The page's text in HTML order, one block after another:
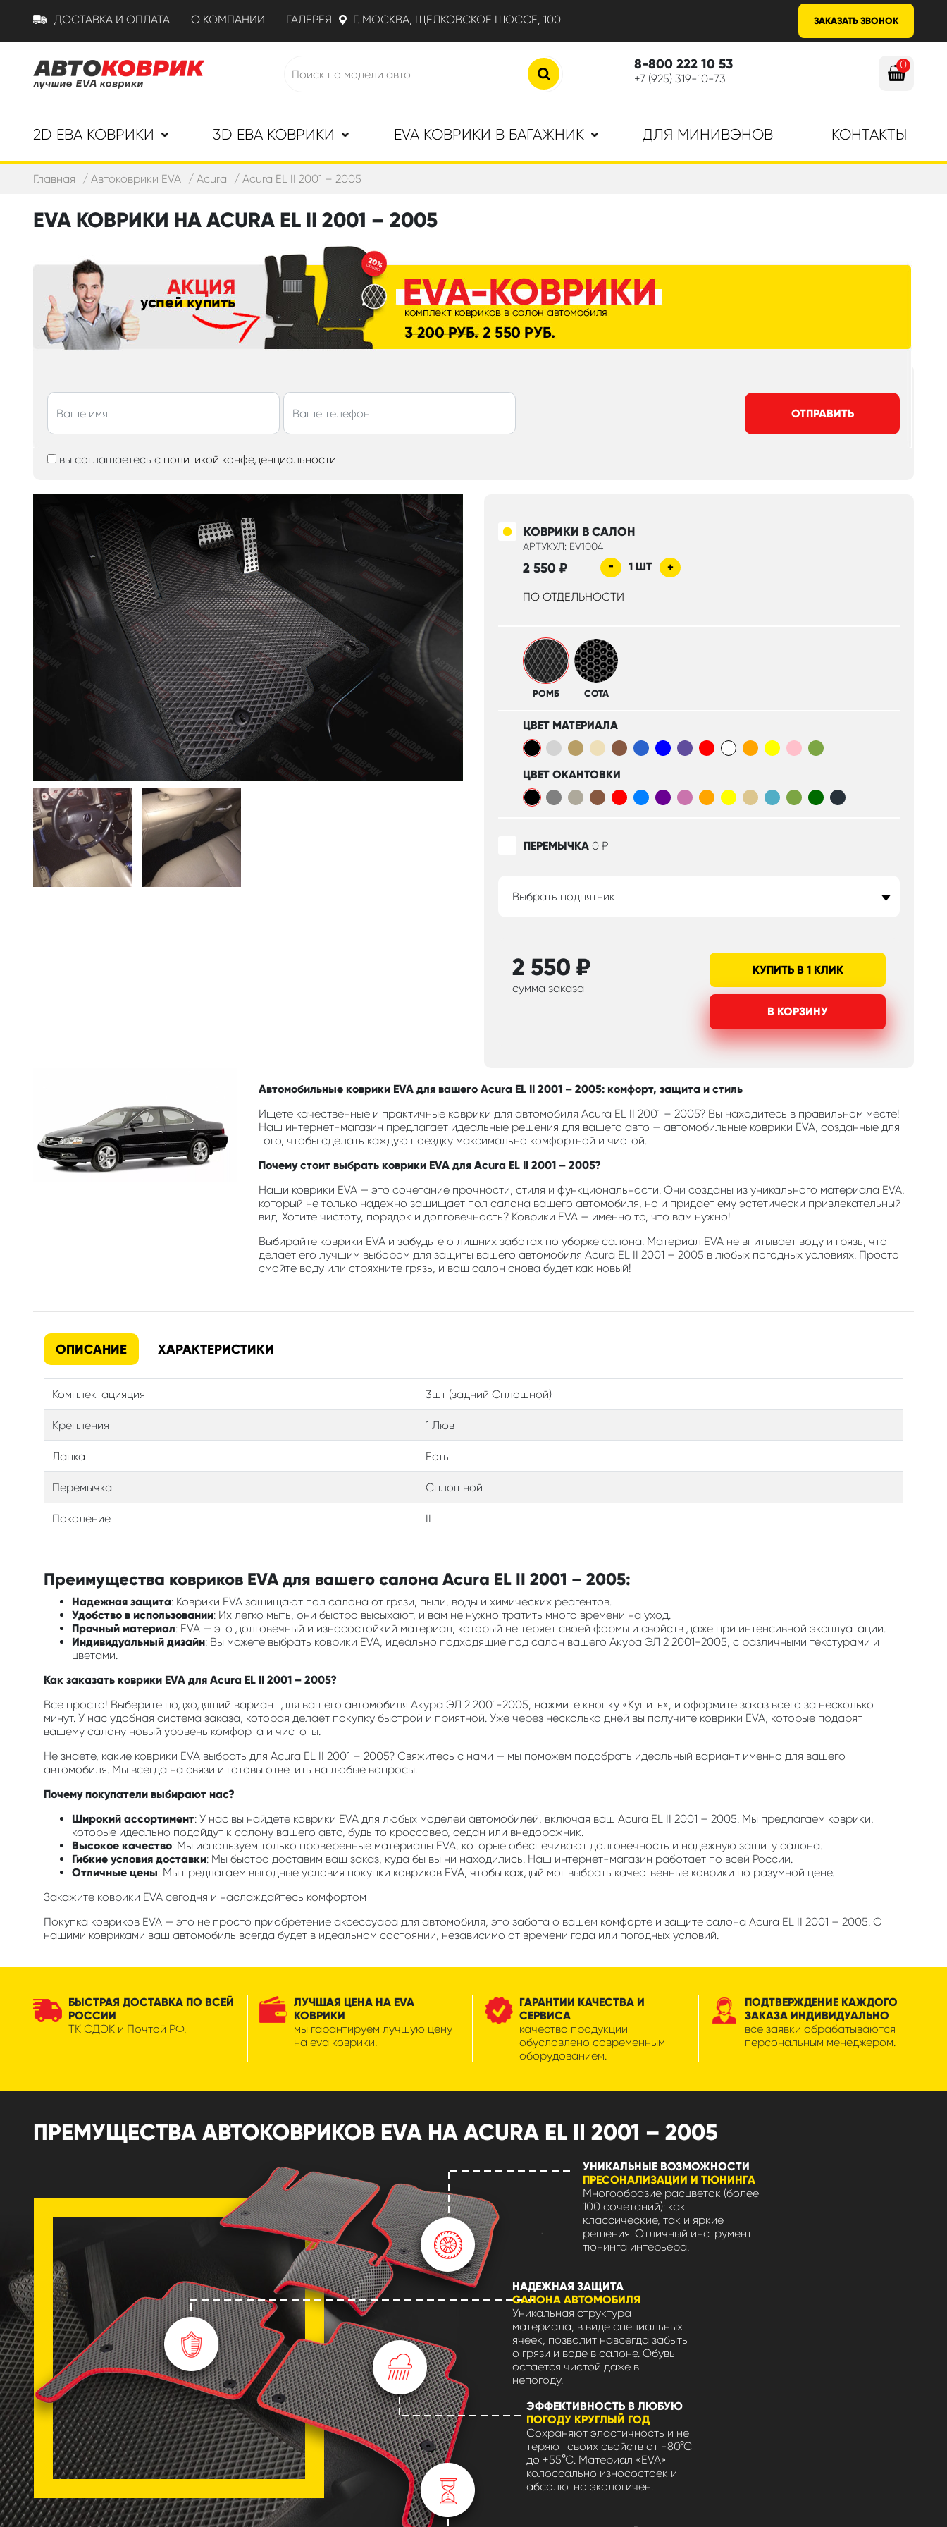
ДОСТАВКА И ОПЛАТА О КОМПАНИИ ГАЛЕРЕЯ Г. МОСКВА, ЩЕЛКОВСКОЕ ШОССЕ, 100 ЗАКАЗАТЬ ЗВОНОК
8-800 222 10 53
+7 (925) 319-10-73
0
2D ЕВА КОВРИКИ 3D ЕВА КОВРИКИ EVA КОВРИКИ В БАГАЖНИК ДЛЯ МИНИВЭНОВ КОНТАКТЫ
Главная Автоковрики EVA Acura Acura EL II 2001 – 2005
EVA КОВРИКИ НА ACURA EL II 2001 – 2005
ОТПРАВИТЬ
вы соглашаетесь с политикой конфеденциальности
КОВРИКИ В САЛОН
АРТУКУЛ: EV1004
2 550 ₽ - 1 ШТ +
ПО ОТДЕЛЬНОСТИ
РОМБ СОТА
ЦВЕТ МАТЕРИАЛА
ЦВЕТ ОКАНТОВКИ
ПЕРЕМЫЧКА 0 ₽
Выбрать подпятник
2 550 ₽
сумма заказа
КУПИТЬ В 1 КЛИК
В КОРЗИНУ
Автомобильные коврики EVA для вашего Acura EL II 2001 – 2005: комфорт, защита и стиль
Ищете качественные и практичные коврики для автомобиля Acura EL II 2001 – 2005? Вы находитесь в правильном месте!
Наш интернет-магазин предлагает идеальные решения для вашего авто — автомобильные коврики EVA, созданные для
того, чтобы сделать каждую поездку максимально комфортной и чистой.
Почему стоит выбрать коврики EVA для Acura EL II 2001 – 2005?
Наши коврики EVA — это сочетание прочности, стиля и функциональности. Они созданы из уникального материала EVA,
который не только надежно защищает пол салона вашего автомобиля, но и придает ему эстетически привлекательный
вид. Хотите чистоту, порядок и долговечность? Коврики EVA — именно то, что вам нужно!
Выбирайте коврики EVA и забудьте о лишних заботах по уборке салона. Материал EVA не впитывает воду и грязь, что
делает его лучшим выбором для защиты вашего автомобиля Acura EL II 2001 – 2005 в любых погодных условиях. Просто
смойте воду или стряхните грязь, и ваш салон снова будет как новый!
ОПИСАНИЕ ХАРАКТЕРИСТИКИ
Комплектацияция 3шт (задний Сплошной)
Крепления 1 Люв
Лапка Есть
Перемычка Сплошной
Поколение II
Преимущества ковриков EVA для вашего салона Acura EL II 2001 – 2005:
Надежная защита: Коврики EVA защищают пол салона от грязи, пыли, воды и химических реагентов.
Удобство в использовании: Их легко мыть, они быстро высыхают, и вам не нужно тратить много времени на уход.
Прочный материал: EVA — это долговечный и износостойкий материал, который не теряет своей формы и свойств даже при интенсивной эксплуатации.
Индивидуальный дизайн: Вы можете выбрать коврики EVA, идеально подходящие под салон вашего Акура ЭЛ 2 2001-2005, с различными текстурами и
цветами.
Как заказать коврики EVA для Acura EL II 2001 – 2005?
Все просто! Выберите подходящий вариант для вашего автомобиля Акура ЭЛ 2 2001-2005, нажмите кнопку «Купить», и оформите заказ всего за несколько
минут. У нас удобная система заказа, которая делает покупку быстрой и приятной. Уже через несколько дней вы получите коврики EVA, которые подарят
вашему салону новый уровень комфорта и чистоты.
Не знаете, какие коврики EVA выбрать для Acura EL II 2001 – 2005? Свяжитесь с нами — мы поможем подобрать идеальный вариант именно для вашего
автомобиля. Мы всегда на связи и готовы ответить на любые вопросы.
Почему покупатели выбирают нас?
Широкий ассортимент: У нас вы найдете коврики EVA для любых моделей автомобилей, включая ваш Acura EL II 2001 – 2005. Мы предлагаем коврики,
которые идеально подойдут к салону вашего авто, будь то кроссовер, седан или внедорожник.
Высокое качество: Мы используем только проверенные материалы EVA, которые обеспечивают долговечность и надежную защиту салона.
Гибкие условия доставки: Мы быстро доставим ваш заказ, куда бы вы ни находились. Наш интернет-магазин работает по всей России.
Отличные цены: Мы предлагаем выгодные условия покупки ковриков EVA, чтобы каждый мог выбрать качественные коврики по разумной цене.
Закажите коврики EVA сегодня и наслаждайтесь комфортом
Покупка ковриков EVA — это не просто приобретение аксессуара для автомобиля, это забота о вашем комфорте и защите салона Acura EL II 2001 – 2005. С
нашими ковриками ваш автомобиль всегда будет в идеальном состоянии, независимо от времени года или погодных условий.
БЫСТРАЯ ДОСТАВКА ПО ВСЕЙ
РОССИИ
ТК СДЭК и Почтой РФ.
ЛУЧШАЯ ЦЕНА НА EVA
КОВРИКИ
мы гарантируем лучшую цену
на eva коврики.
ГАРАНТИИ КАЧЕСТВА И
СЕРВИСА
качество продукции
обусловлено современным
оборудованием.
ПОДТВЕРЖДЕНИЕ КАЖДОГО
ЗАКАЗА ИНДИВИДУАЛЬНО
все заявки обрабатываются
персональным менеджером.
ПРЕМУЩЕСТВА АВТОКОВРИКОВ EVA НА ACURA EL II 2001 – 2005
УНИКАЛЬНЫЕ ВОЗМОЖНОСТИ
ПРЕСОНАЛИЗАЦИИ И ТЮНИНГА
Многообразие расцветок (более
100 сочетаний): как
классические, так и яркие
решения. Отличный инструмент
тюнинга интерьера.
НАДЕЖНАЯ ЗАЩИТА
САЛОНА АВТОМОБИЛЯ
Уникальная структура
материала, в виде специальных
ячеек, позволит навсегда забыть
о грязи и воде в салоне. Обувь
остается чистой даже в
непогоду.
ЭФФЕКТИВНОСТЬ В ЛЮБУЮ
ПОГОДУ КРУГЛЫЙ ГОД
Сохраняют эластичность и не
теряют своих свойств от -80°С
до +55°С. Материал «EVA»
колоссально износостоек и
абсолютно экологичен.